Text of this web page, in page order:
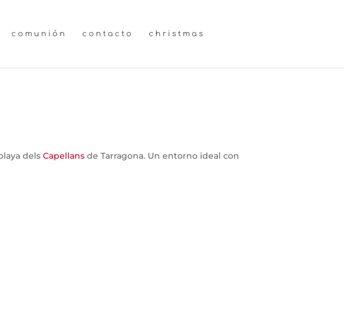
comunión contacto christmas
delsCapellans de Tarragona. Un entorno ideal con